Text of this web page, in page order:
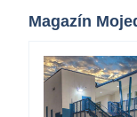
Magazín